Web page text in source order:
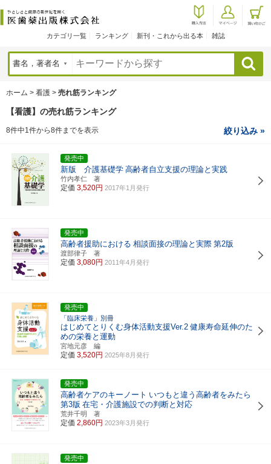
カテゴリ一覧 ランキング 新刊・これから出る本 雑誌
検索
ホーム > 看護 > 売れ筋ランキング
【看護】の売れ筋ランキング
8件中1件から8件までを表示 絞り込み »
発売中
新版 介護基礎学 高齢者自立支援の理論と実践
竹内孝仁 著
定価 3,520円 2017年1月発行
発売中
高齢者援助における 相談面接の理論と実際 第2版
渡部律子 著
定価 3,080円 2011年4月発行
発売中
「臨床栄養」別冊
はじめてとりくむ身体活動支援Ver.2 健康寿命延伸のた
めの栄養と運動
宮地元彦 編
定価 3,520円 2025年8月発行
発売中
高齢者ケアのキーノート いつもと違う高齢者をみたら
第3版 在宅・介護施設での判断と対応
荒井千明 著
定価 2,860円 2023年3月発行
発売中